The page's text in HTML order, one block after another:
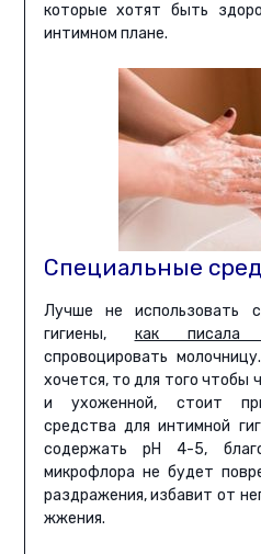
которые хотят быть
интимном плане.
Специальные
Лучше не использовать
гигиены, как писала
спровоцировать
хочется, то для того чтобы
и ухоженной, стоит
средства для интимной
содержать рН 4-5,
микрофлора не будет
раздражения, избавит от
жжения.